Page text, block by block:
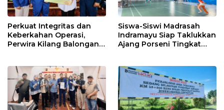
Perkuat Integritas dan
Keberkahan Operasi,
Perwira Kilang Balongan
Siswa-Siswi Madrasah
Indramayu Siap Taklukkan
Ajang Porseni Tingkat